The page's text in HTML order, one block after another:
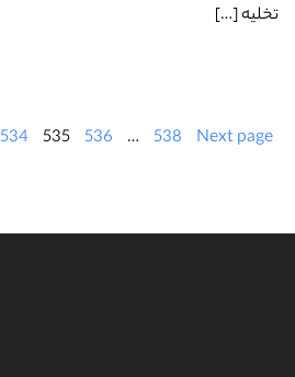
تخلیه […]
534 535 536 … 538 Next page